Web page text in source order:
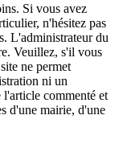
Si vous avez
n'hésitez pas
L'administrateur du
Veuillez, s'il vous
ne permet
ni un
l'article commenté et
d'une mairie, d'une